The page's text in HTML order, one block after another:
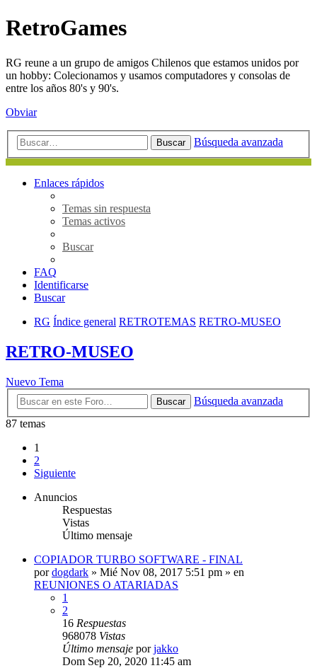
RetroGames
RG reune a un grupo de amigos Chilenos que estamos unidos por
un hobby: Colecionamos y usamos computadores y consolas de
entre los años 80's y 90's.
Obviar
Buscar Búsqueda avanzada
Enlaces rápidos
Temas sin respuesta
Temas activos
Buscar
FAQ
Identificarse
Buscar
RG Índice general RETROTEMAS RETRO-MUSEO
RETRO-MUSEO
Nuevo Tema
Buscar
Búsqueda avanzada
87 temas
1
2
Siguiente
Anuncios
Respuestas
Vistas
Último mensaje
COPIADOR TURBO SOFTWARE - FINAL
pordogdark » Mié Nov 08, 2017 5:51 pm » en
REUNIONES O ATARIADAS
1
2
16 Respuestas
968078 Vistas
Último mensaje porjakko
Dom Sep 20, 2020 11:45 am